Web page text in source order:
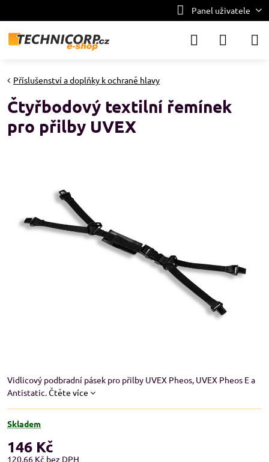
Panel uživatele
Příslušenství a doplňky k ochraně hlavy
Čtyřbodový textilní řemínek
pro přilby UVEX
Vidlicový podbradní pásek pro přilby UVEX Pheos, UVEX Pheos E a
Antistatic.Čtěte více
Skladem
146 Kč
120,66 Kč bez DPH